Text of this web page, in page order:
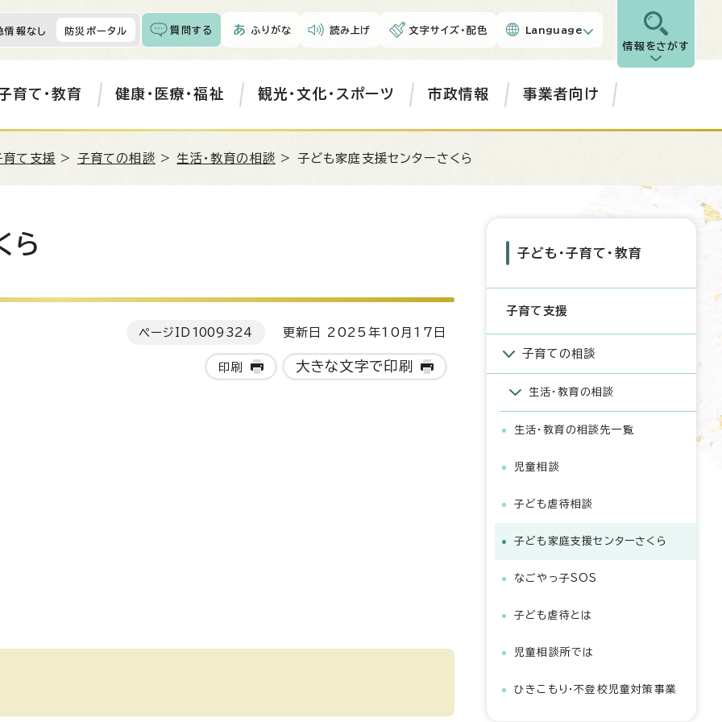
情報なし 防災ポータル 質問する ふりがな 読み上げ 文字サイズ・配色 Language
情報をさがす
育て・教育 健康・医療・福祉 観光・文化・スポーツ 市政情報 事業者向け
育て支援 > 子育ての相談 > 生活・教育の相談 > 子ども家庭支援センターさくら
ら
ページID 1009324 更新日 2025年10月17日
印刷 大きな文字で印刷
子ども・子育て・教育
子育て支援
子育ての相談
生活・教育の相談
生活・教育の相談先一覧
児童相談
子ども虐待相談
子ども家庭支援センターさくら
なごやっ子SOS
子ども虐待とは
児童相談所では
ひきこもり・不登校児童対策事業